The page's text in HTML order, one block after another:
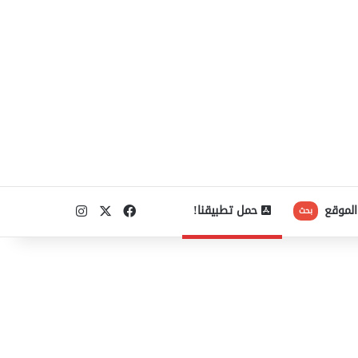
بحث حمل تطبيقنا! فيسبوكانستقرام